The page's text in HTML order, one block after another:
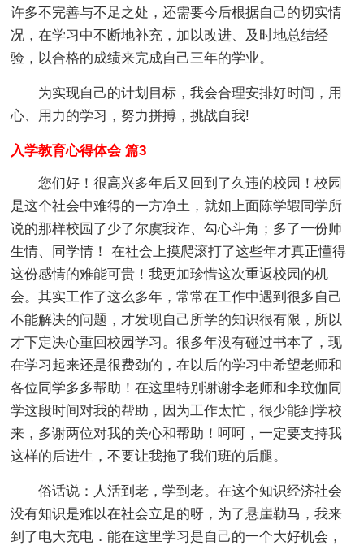
许多不完善与不足之处，还需要今后根据自己的切实情
况，在学习中不断地补充，加以改进、及时地总结经
验，以合格的成绩来完成自己三年的学业。
为实现自己的计划目标，我会合理安排好时间，用
心、用力的学习，努力拼搏，挑战自我!
入学教育心得体会 篇3
您们好！很高兴多年后又回到了久违的校园！校园
是这个社会中难得的一方净土，就如上面陈学嘏同学所
说的那样校园了少了尔虞我诈、勾心斗角；多了一份师
生情、同学情！ 在社会上摸爬滚打了这些年才真正懂得
这份感情的难能可贵！我更加珍惜这次重返校园的机
会。其实工作了这么多年，常常在工作中遇到很多自己
不能解决的问题，才发现自己所学的知识很有限，所以
才下定决心重回校园学习。很多年没有碰过书本了，现
在学习起来还是很费劲的，在以后的学习中希望老师和
各位同学多多帮助！在这里特别谢谢李老师和李玟伽同
学这段时间对我的帮助，因为工作太忙，很少能到学校
来，多谢两位对我的关心和帮助！呵呵，一定要支持我
这样的后进生，不要让我拖了我们班的后腿。
俗话说：人活到老，学到老。在这个知识经济社会
没有知识是难以在社会立足的呀，为了悬崖勒马，我来
到了电大充电．能在这里学习是自己的一个大好机会，